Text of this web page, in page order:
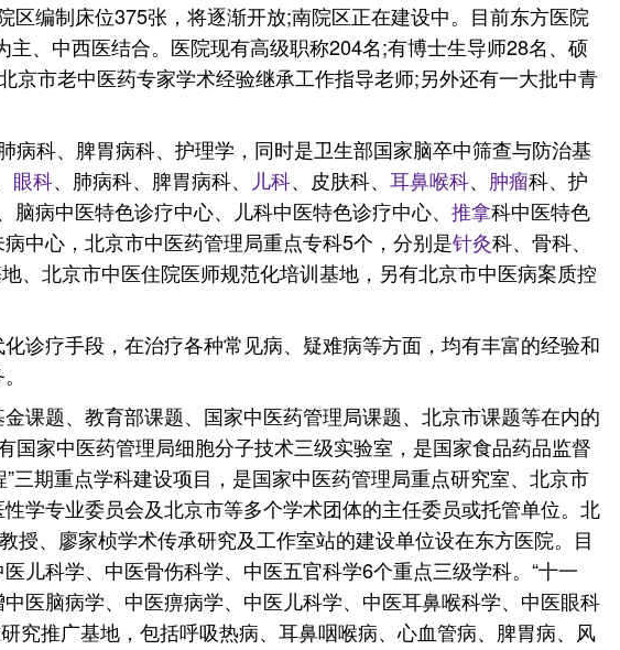
编制床位375张，将逐渐开放;南院区正在建设中。目前东方医院
、中西医结合。医院现有高级职称204名;有博士生导师28名、硕
市老中医药专家学术经验继承工作指导老师;另外还有一大批中青
病科、脾胃病科、护理学，同时是卫生部国家脑卒中筛查与防治基
眼科、肺病科、脾胃病科、 儿科、皮肤科、 耳鼻喉科、 肿瘤科、护
病中医特色诊疗中心、儿科中医特色诊疗中心、 推拿科中医特色
中心，北京市中医药管理局重点专科5个，分别是针灸科、骨科、
、北京市中医住院医师规范化培训基地，另有北京市中医病案质控
诊疗手段，在治疗各种常见病、疑难病等方面，均有丰富的经验和
课题、教育部课题、国家中医药管理局课题、北京市课题等在内的
家中医药管理局细胞分子技术三级实验室，是国家食品药品监督
期重点学科建设项目，是国家中医药管理局重点研究室、北京市
学专业委员会及北京市等多个学术团体的主任委员或托管单位。北
授、廖家桢学术传承研究及工作室站的建设单位设在东方医院。目
儿科学、中医骨伤科学、中医五官科学6个重点三级学科。“十一
医脑病学、中医痹病学、中医儿科学、中医耳鼻喉科学、中医眼科
究推广基地，包括呼吸热病、耳鼻咽喉病、心血管病、脾胃病、风